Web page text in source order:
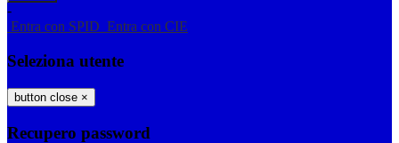
-
Entra con SPID Entra con CIE
Seleziona utente
button close ×
Recupero password